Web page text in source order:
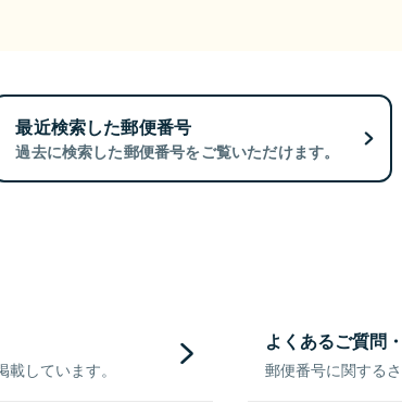
最近検索した郵便番号
過去に検索した郵便番号をご覧いただけます。
しています。
よくあるご質問
郵便番号に関する